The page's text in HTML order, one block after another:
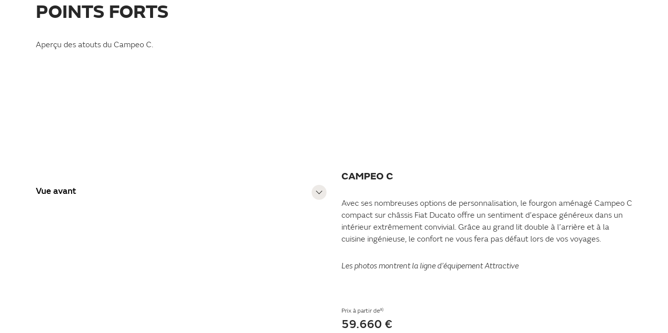
POINTS FORTS
Aperçu des atouts du Campeo C.
UNE BELLE
Vue avant
CAMPEO C
Avec ses nombreuses options de personnalisation, le fourgon aménagé Campeo C
compact sur châssis Fiat Ducato offre un sentiment d’espace généreux dans un
intérieur extrêmement convivial. Grâce au grand lit double à l’arrière et à la
cuisine ingénieuse, le confort ne vous fera pas défaut lors de vos voyages.
Les photos montrent la ligne d’équipement Attractive
Prix à partir dea)
59.660 €